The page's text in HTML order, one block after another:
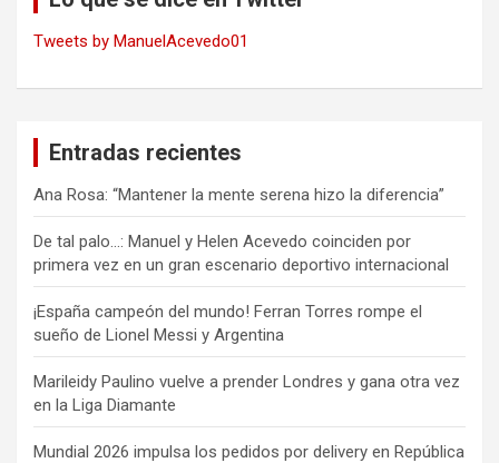
Tweets by ManuelAcevedo01
Entradas recientes
Ana Rosa: “Mantener la mente serena hizo la diferencia”
De tal palo…: Manuel y Helen Acevedo coinciden por
primera vez en un gran escenario deportivo internacional
¡España campeón del mundo! Ferran Torres rompe el
sueño de Lionel Messi y Argentina
Marileidy Paulino vuelve a prender Londres y gana otra vez
en la Liga Diamante
Mundial 2026 impulsa los pedidos por delivery en República